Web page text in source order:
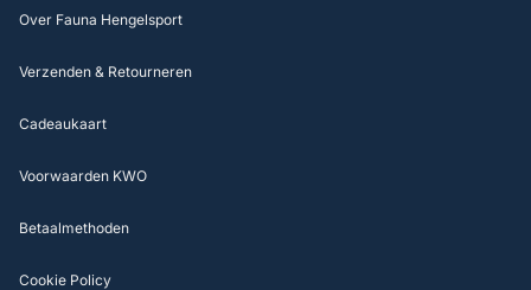
Over Fauna Hengelsport
Verzenden & Retourneren
Cadeaukaart
Voorwaarden KWO
Betaalmethoden
Cookie Policy